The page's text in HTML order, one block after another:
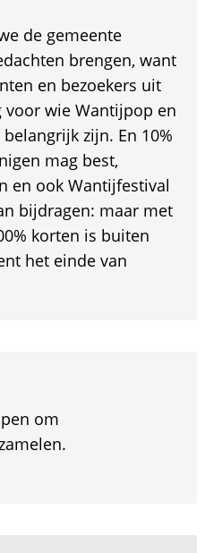
de gemeente
brengen, want
en bezoekers uit
wie Wantijpop en
zijn. En 10%
mag best,
en ook Wantijfestival
bijdragen: maar met
korten is buiten
het einde van
om